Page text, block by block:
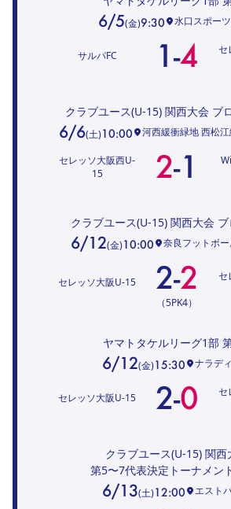
6/5(金)9:30 水口スポー
セ
4
-
1
サルパFC
クラブユース(U-15) 関西大会 ブ
6/6(土)10:00 河西緩衝緑地 西松
セレッソ大阪西U-
15
2-1
クラブユース(U-15) 関西大会
6/12(金)10:00 奈良フットボ
セ
2
-
2
（5PK4）
セレッソ大阪U-15
ヤマトタケルリーグ1部
6/12(金)15:30 ナラデ
セ
0
-
2
セレッソ大阪U-15
クラブユース(U-15) 関西
第5〜7代表決定トーナメン
6/13(土)12:00 エスト